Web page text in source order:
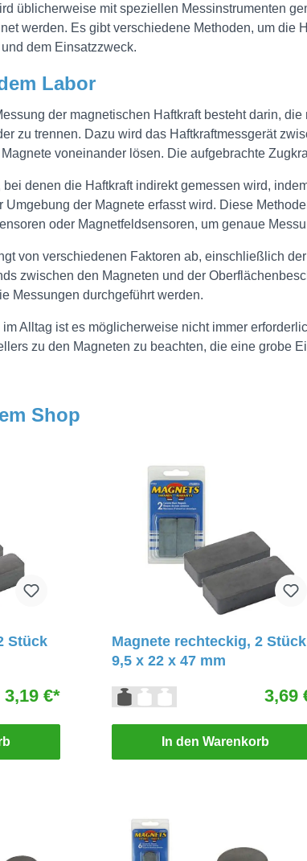
üblicherweise mit speziellen Messinstrumenten
werden. Es gibt verschiedene Methoden, um die
dem Einsatzzweck.
Labor
der magnetischen Haftkraft besteht darin,
zu trennen. Dazu wird das Haftkraftmessgerät
voneinander lösen. Die aufgebrachte
bei denen die Haftkraft indirekt gemessen wird,
Umgebung der Magnete erfasst wird. Diese
oder Magnetfeldsensoren, um genaue
von verschiedenen Faktoren ab, einschließlich
zwischen den Magneten und der
Messungen durchgeführt werden.
Alltag ist es möglicherweise nicht immer
zu den Magneten zu beachten, die eine grobe
Shop
Stück
3,19 €*
Magnete rechteckig, 2
9,5 x 22 x 47 mm
3,69
In den Warenkorb